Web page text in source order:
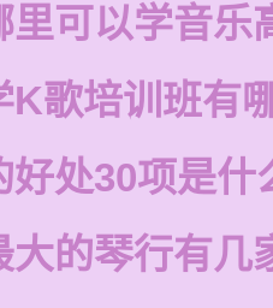
里可以学音乐
K歌培训班有
好处30项是什
大的琴行有几